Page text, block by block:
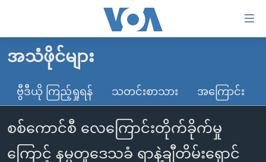
လွယ်ကူ
သည့်
Link
များ
ပင်မ
မူလစာမျက်နှာ
မြန်မာ
ကမ္ဘာ့သတင်းများ
နိုင်ငံတကာ
အမေရိကန်
ဗွီဒီယို
သတင်းလွတ်လပ်ခွင့်
အသံဖိုင်များ
ဗွီဒီယို ကြည့်ရှုရန် သတင်းစာသား အကြောင်း
စစ်ကောင်စီ လေကြောင်းတိုက်ခိုက်မှု
ကြောင့် နမ္မတူဒေသခံ ရာနဲ့ချီတိမ်းရှောင်